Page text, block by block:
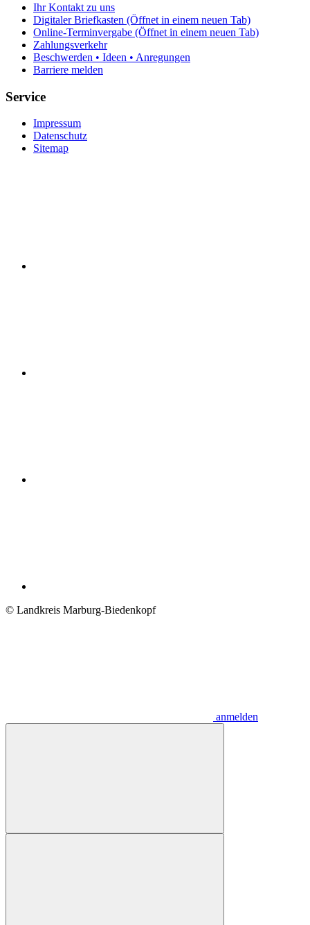
Ihr Kontakt zu uns
Digitaler Briefkasten (Öffnet in einem neuen Tab)
Online-Terminvergabe (Öffnet in einem neuen Tab)
Zahlungsverkehr
Beschwerden • Ideen • Anregungen
Barriere melden
Service
Impressum
Datenschutz
Sitemap
© Landkreis Marburg-Biedenkopf
anmelden